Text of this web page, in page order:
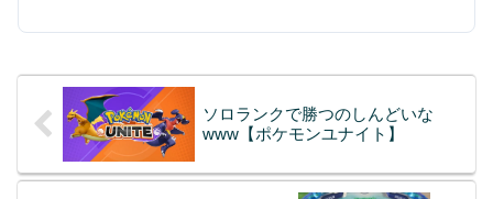
ソロランクで勝つのしんどいな
www【ポケモンユナイト】